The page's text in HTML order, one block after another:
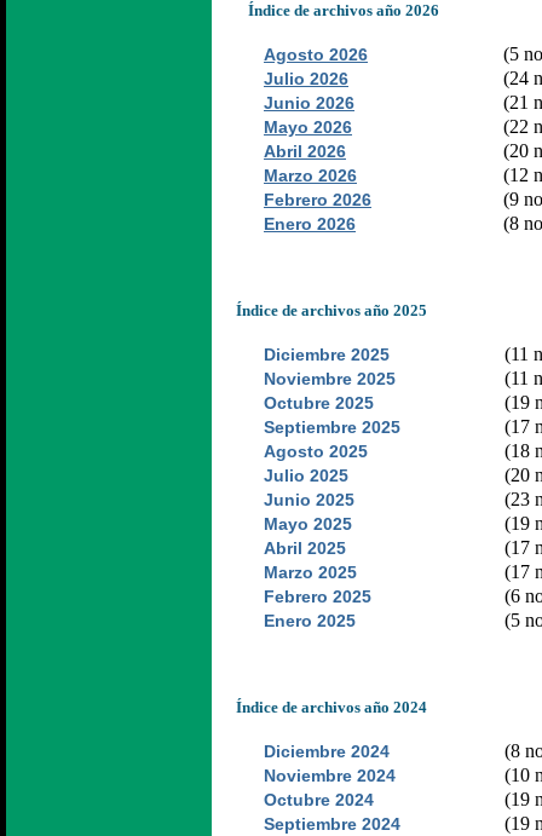
Índice de archivos año 2026
Agosto 2026 (5
Julio 2026 (24
Junio 2026 (21
Mayo 2026 (22
Abril 2026 (20
Marzo 2026 (12
Febrero 2026 (9
Enero 2026 (8
Índice de archivos año 2025
Diciembre 2025 (11
Noviembre 2025 (11
Octubre 2025 (19
Septiembre 2025 (17
Agosto 2025 (18
Julio 2025 (20
Junio 2025 (23
Mayo 2025 (19
Abril 2025 (17
Marzo 2025 (17
Febrero 2025 (6
Enero 2025 (5
Índice de archivos año 2024
Diciembre 2024 (8
Noviembre 2024 (10
Octubre 2024 (19
Septiembre 2024 (19